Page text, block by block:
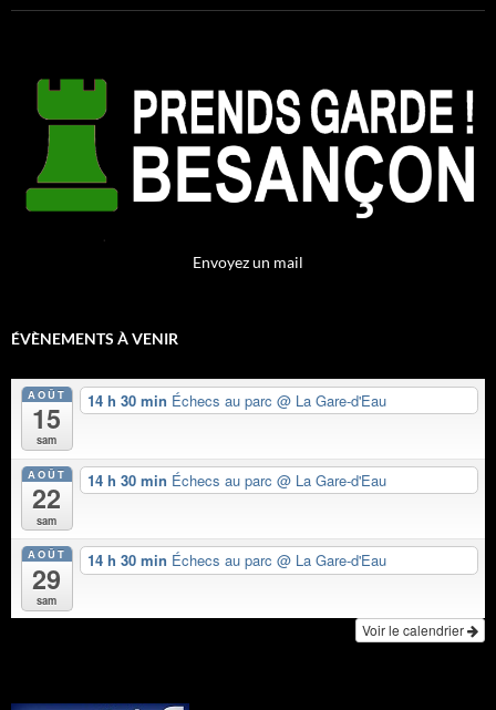
Envoyez un mail
ÉVÈNEMENTS À VENIR
AOÛT
15
sam
14 h 30 min Échecs au parc @ La Gare-d'Eau
AOÛT
22
sam
14 h 30 min Échecs au parc @ La Gare-d'Eau
AOÛT
29
sam
14 h 30 min Échecs au parc @ La Gare-d'Eau
Voir le calendrier